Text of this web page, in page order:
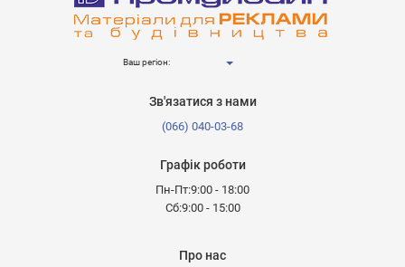
Ваш регіон:
Зв'язатися з нами
(066) 040-03-68
Графік роботи
Пн-Пт:9:00 - 18:00
Сб:9:00 - 15:00
Про нас